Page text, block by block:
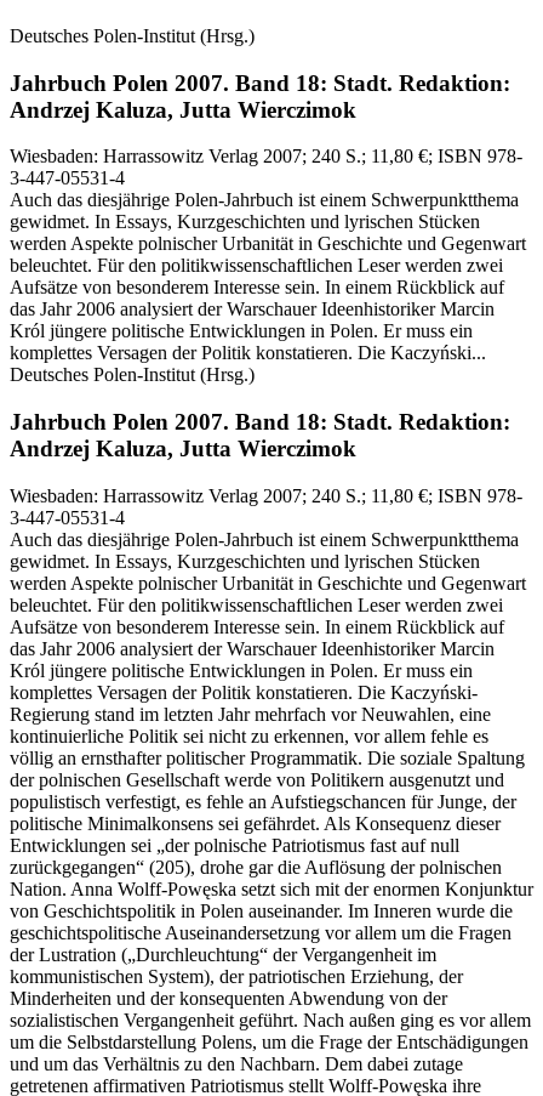
Deutsches Polen-Institut (Hrsg.)
Jahrbuch Polen 2007. Band 18: Stadt. Redaktion:
Andrzej Kaluza, Jutta Wierczimok
Wiesbaden: Harrassowitz Verlag 2007; 240 S.; 11,80 €; ISBN 978-
3-447-05531-4
Auch das diesjährige Polen-Jahrbuch ist einem Schwerpunktthema
gewidmet. In Essays, Kurzgeschichten und lyrischen Stücken
werden Aspekte polnischer Urbanität in Geschichte und Gegenwart
beleuchtet. Für den politikwissenschaftlichen Leser werden zwei
Aufsätze von besonderem Interesse sein. In einem Rückblick auf
das Jahr 2006 analysiert der Warschauer Ideenhistoriker Marcin
Król jüngere politische Entwicklungen in Polen. Er muss ein
komplettes Versagen der Politik konstatieren. Die Kaczyński...
Deutsches Polen-Institut (Hrsg.)
Jahrbuch Polen 2007. Band 18: Stadt. Redaktion:
Andrzej Kaluza, Jutta Wierczimok
Wiesbaden: Harrassowitz Verlag 2007; 240 S.; 11,80 €; ISBN 978-
3-447-05531-4
Auch das diesjährige Polen-Jahrbuch ist einem Schwerpunktthema
gewidmet. In Essays, Kurzgeschichten und lyrischen Stücken
werden Aspekte polnischer Urbanität in Geschichte und Gegenwart
beleuchtet. Für den politikwissenschaftlichen Leser werden zwei
Aufsätze von besonderem Interesse sein. In einem Rückblick auf
das Jahr 2006 analysiert der Warschauer Ideenhistoriker Marcin
Król jüngere politische Entwicklungen in Polen. Er muss ein
komplettes Versagen der Politik konstatieren. Die Kaczyński-
Regierung stand im letzten Jahr mehrfach vor Neuwahlen, eine
kontinuierliche Politik sei nicht zu erkennen, vor allem fehle es
völlig an ernsthafter politischer Programmatik. Die soziale Spaltung
der polnischen Gesellschaft werde von Politikern ausgenutzt und
populistisch verfestigt, es fehle an Aufstiegschancen für Junge, der
politische Minimalkonsens sei gefährdet. Als Konsequenz dieser
Entwicklungen sei „der polnische Patriotismus fast auf null
zurückgegangen“ (205), drohe gar die Auflösung der polnischen
Nation. Anna Wolff-Powęska setzt sich mit der enormen Konjunktur
von Geschichtspolitik in Polen auseinander. Im Inneren wurde die
geschichtspolitische Auseinandersetzung vor allem um die Fragen
der Lustration („Durchleuchtung“ der Vergangenheit im
kommunistischen System), der patriotischen Erziehung, der
Minderheiten und der konsequenten Abwendung von der
sozialistischen Vergangenheit geführt. Nach außen ging es vor allem
um die Selbstdarstellung Polens, um die Frage der Entschädigungen
und um das Verhältnis zu den Nachbarn. Dem dabei zutage
getretenen affirmativen Patriotismus stellt Wolff-Powęska ihre